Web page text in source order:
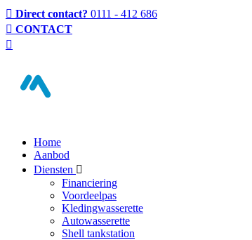
Direct contact? 0111 - 412 686
CONTACT
Home
Aanbod
Diensten
Financiering
Voordeelpas
Kledingwasserette
Autowasserette
Shell tankstation